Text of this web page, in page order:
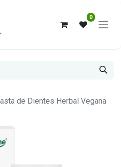
0
de Dientes Herbal Vegana